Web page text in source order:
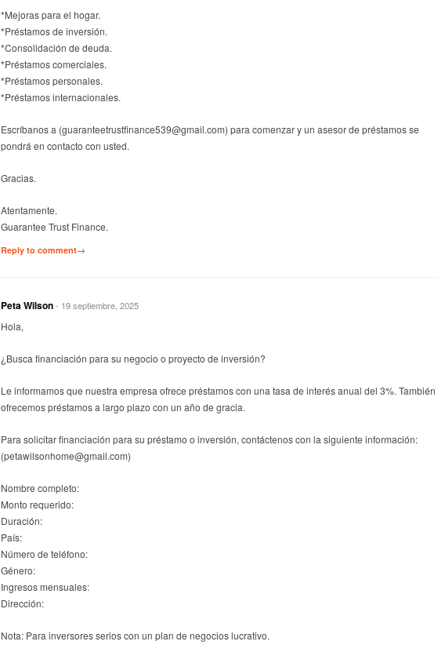
*Mejoras para el hogar.
*Préstamos de inversión.
*Consolidación de deuda.
*Préstamos comerciales.
*Préstamos personales.
*Préstamos internacionales.
Escríbanos a (guaranteetrustfinance539@gmail.com) para comenzar y un asesor de préstamos se
pondrá en contacto con usted.
Gracias.
Atentamente.
Guarantee Trust Finance.
Reply to comment→
Peta Wilson- 19 septiembre, 2025
Hola,
¿Busca financiación para su negocio o proyecto de inversión?
Le informamos que nuestra empresa ofrece préstamos con una tasa de interés anual del 3%. También
ofrecemos préstamos a largo plazo con un año de gracia.
Para solicitar financiación para su préstamo o inversión, contáctenos con la siguiente información:
(petawilsonhome@gmail.com)
Nombre completo:
Monto requerido:
Duración:
País:
Número de teléfono:
Género:
Ingresos mensuales:
Dirección:
Nota: Para inversores serios con un plan de negocios lucrativo.